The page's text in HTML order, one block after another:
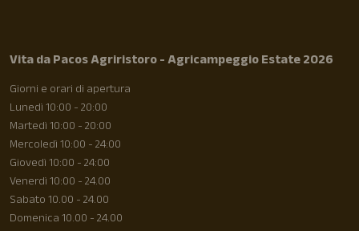
Vita da Pacos Agriristoro - Agricampeggio Estate 2026
Giorni e orari di apertura
Lunedì 10:00 - 20:00
Martedì 10:00 - 20:00
Mercoledì 10:00 - 24:00
Giovedì 10:00 - 24:00
Venerdì 10:00 - 24.00
Sabato 10.00 - 24.00
Domenica 10.00 - 24.00